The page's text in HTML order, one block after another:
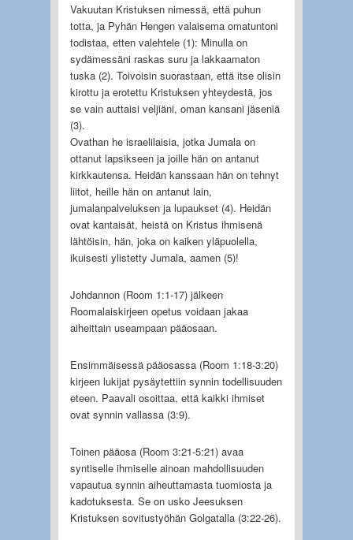
Vakuutan Kristuksen nimessä, että puhun
totta, ja Pyhän Hengen valaisema omatuntoni
todistaa, etten valehtele (1): Minulla on
sydämessäni raskas suru ja lakkaamaton
tuska (2). Toivoisin suorastaan, että itse olisin
kirottu ja erotettu Kristuksen yhteydestä, jos
se vain auttaisi veljiäni, oman kansani jäseniä
(3).
Ovathan he israelilaisia, jotka Jumala on
ottanut lapsikseen ja joille hän on antanut
kirkkautensa. Heidän kanssaan hän on tehnyt
liitot, heille hän on antanut lain,
jumalanpalveluksen ja lupaukset (4). Heidän
ovat kantaisät, heistä on Kristus ihmisenä
lähtöisin, hän, joka on kaiken yläpuolella,
ikuisesti ylistetty Jumala, aamen (5)!
Johdannon (Room 1:1-17) jälkeen
Roomalaiskirjeen opetus voidaan jakaa
aiheittain useampaan pääosaan.
Ensimmäisessä pääosassa (Room 1:18-3:20)
kirjeen lukijat pysäytettiin synnin todellisuuden
eteen. Paavali osoittaa, että kaikki ihmiset
ovat synnin vallassa (3:9).
Toinen pääosa (Room 3:21-5:21) avaa
syntiselle ihmiselle ainoan mahdollisuuden
vapautua synnin aiheuttamasta tuomiosta ja
kadotuksesta. Se on usko Jeesuksen
Kristuksen sovitustyöhän Golgatalla (3:22-26).